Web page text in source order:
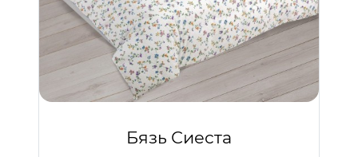
Бязь Сиеста